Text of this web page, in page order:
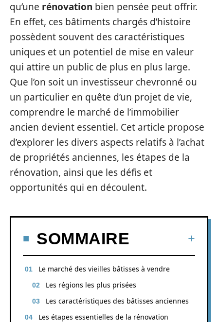
qu’une rénovation bien pensée peut offrir.
En effet, ces bâtiments chargés d’histoire
possèdent souvent des caractéristiques
uniques et un potentiel de mise en valeur
qui attire un public de plus en plus large.
Que l’on soit un investisseur chevronné ou
un particulier en quête d’un projet de vie,
comprendre le marché de l’immobilier
ancien devient essentiel. Cet article propose
d’explorer les divers aspects relatifs à l’achat
de propriétés anciennes, les étapes de la
rénovation, ainsi que les défis et
opportunités qui en découlent.
SOMMAIRE
Le marché des vieilles bâtisses à vendre
Les régions les plus prisées
Les caractéristiques des bâtisses anciennes
Les étapes essentielles de la rénovation